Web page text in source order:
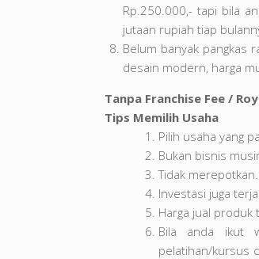
Rp.250.000,- tapi bila
jutaan rupiah tiap
Belum banyak pangkas
desain modern, harga
Tanpa Franchise Fee /
Tips Memilih Usaha
Pilih usaha yang
Bukan bisnis
Tidak merepotkan.
Investasi juga
Harga jual produk
Bila anda ikut
pelatihan/kursus